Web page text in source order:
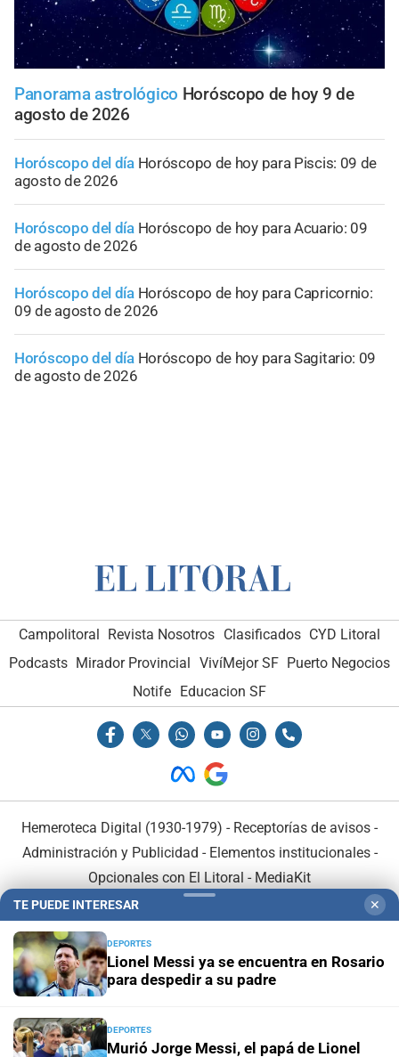
Panorama astrológico Horóscopo de hoy 9 de
agosto de 2026
Horóscopo del día Horóscopo de hoy para Piscis: 09 de
agosto de 2026
Horóscopo del día Horóscopo de hoy para Acuario: 09
de agosto de 2026
Horóscopo del día Horóscopo de hoy para Capricornio:
09 de agosto de 2026
Horóscopo del día Horóscopo de hoy para Sagitario: 09
de agosto de 2026
Campolitoral Revista Nosotros Clasificados CYD Litoral
Podcasts Mirador Provincial VivíMejor SF Puerto Negocios
Notife Educacion SF
Hemeroteca Digital (1930-1979) - Receptorías de avisos -
Administración y Publicidad - Elementos institucionales-
Opcionales con El Litoral - MediaKit
En Asociación con:
TE PUEDE INTERESAR ✕
DEPORTES
Lionel Messi ya se encuentra en Rosario
para despedir a su padre
DEPORTES
Murió Jorge Messi, el papá de Lionel